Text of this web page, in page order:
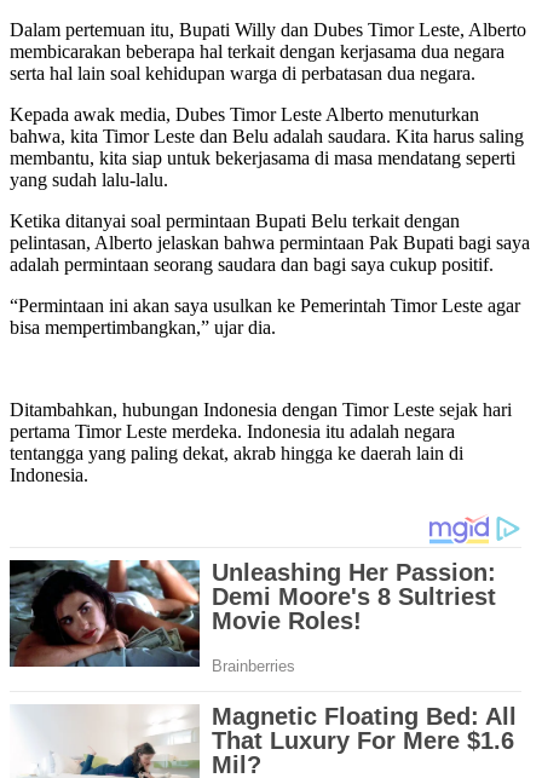
Dalam pertemuan itu, Bupati Willy dan Dubes Timor Leste, Alberto
membicarakan beberapa hal terkait dengan kerjasama dua negara
serta hal lain soal kehidupan warga di perbatasan dua negara.
Kepada awak media, Dubes Timor Leste Alberto menuturkan
bahwa, kita Timor Leste dan Belu adalah saudara. Kita harus saling
membantu, kita siap untuk bekerjasama di masa mendatang seperti
yang sudah lalu-lalu.
Ketika ditanyai soal permintaan Bupati Belu terkait dengan
pelintasan, Alberto jelaskan bahwa permintaan Pak Bupati bagi saya
adalah permintaan seorang saudara dan bagi saya cukup positif.
“Permintaan ini akan saya usulkan ke Pemerintah Timor Leste agar
bisa mempertimbangkan,” ujar dia.
Ditambahkan, hubungan Indonesia dengan Timor Leste sejak hari
pertama Timor Leste merdeka. Indonesia itu adalah negara
tentangga yang paling dekat, akrab hingga ke daerah lain di
Indonesia.